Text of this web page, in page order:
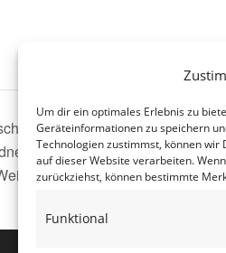
Um dir ein optimales Erlebnis zu
Geräteinformationen zu speichern
Technologien zustimmst, können
auf dieser Website verarbeiten.
zurückziehst, können bestimmte
Funktional
in Weinböhla mit dem Meißner
Thomas Kirste am
Waldweg 29, 01689